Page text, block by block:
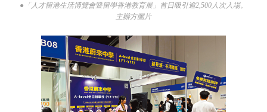
●「人才留港生活博覽會暨留學香港教育展」首日吸引逾2,500人次入場。
主辦方圖片